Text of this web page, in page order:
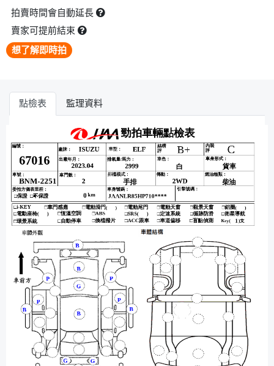
拍賣時間會自動延長
賣家可提前結束
想了解即時拍
點檢表 監理資料